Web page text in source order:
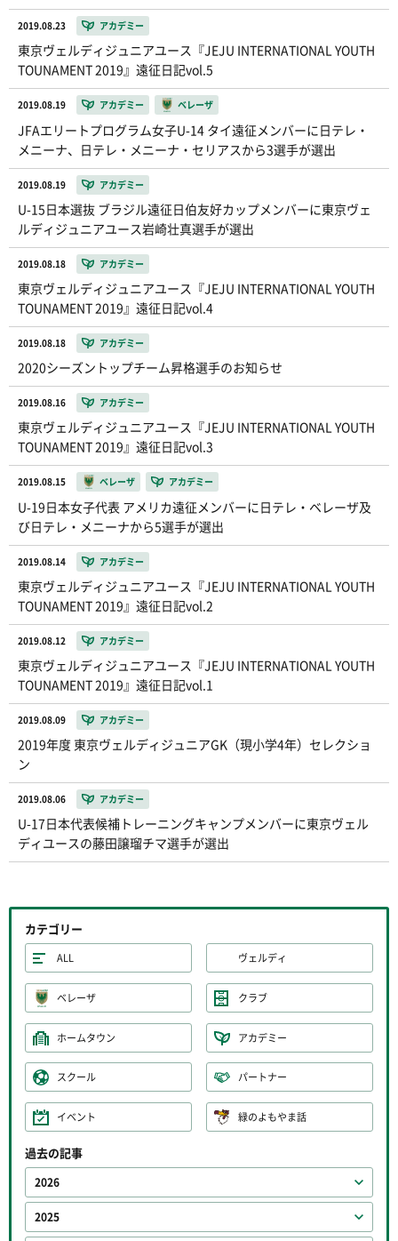
2019.08.23 アカデミー
東京ヴェルディジュニアユース『JEJU INTERNATIONAL YOUTH
TOUNAMENT 2019』遠征日記vol.5
2019.08.19 アカデミー ベレーザ
JFAエリートプログラム女子U-14 タイ遠征メンバーに日テレ・
メニーナ、日テレ・メニーナ・セリアスから3選手が選出
2019.08.19 アカデミー
U-15日本選抜 ブラジル遠征日伯友好カップメンバーに東京ヴェ
ルディジュニアユース岩崎壮真選手が選出
2019.08.18 アカデミー
東京ヴェルディジュニアユース『JEJU INTERNATIONAL YOUTH
TOUNAMENT 2019』遠征日記vol.4
2019.08.18 アカデミー
2020シーズントップチーム昇格選手のお知らせ
2019.08.16 アカデミー
東京ヴェルディジュニアユース『JEJU INTERNATIONAL YOUTH
TOUNAMENT 2019』遠征日記vol.3
2019.08.15 ベレーザ アカデミー
U-19日本女子代表 アメリカ遠征メンバーに日テレ・ベレーザ及
び日テレ・メニーナから5選手が選出
2019.08.14 アカデミー
東京ヴェルディジュニアユース『JEJU INTERNATIONAL YOUTH
TOUNAMENT 2019』遠征日記vol.2
2019.08.12 アカデミー
東京ヴェルディジュニアユース『JEJU INTERNATIONAL YOUTH
TOUNAMENT 2019』遠征日記vol.1
2019.08.09 アカデミー
2019年度 東京ヴェルディジュニアGK（現小学4年）セレクショ
ン
2019.08.06 アカデミー
U-17日本代表候補トレーニングキャンプメンバーに東京ヴェル
ディユースの藤田譲瑠チマ選手が選出
カテゴリー
ALL ヴェルディ
ベレーザ クラブ
ホームタウン アカデミー
スクール パートナー
イベント 緑のよもやま話
過去の記事
2026
2025